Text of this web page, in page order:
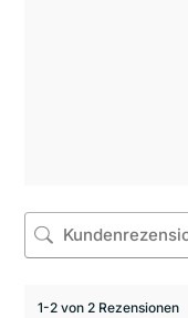
1-2 von 2 Rezensionen